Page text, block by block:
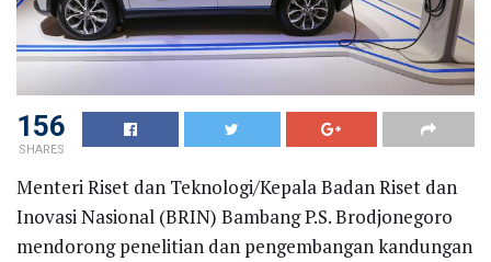
156
SHARES
Menteri Riset dan Teknologi/Kepala Badan Riset dan
Inovasi Nasional (BRIN) Bambang P.S. Brodjonegoro
mendorong penelitian dan pengembangan kandungan